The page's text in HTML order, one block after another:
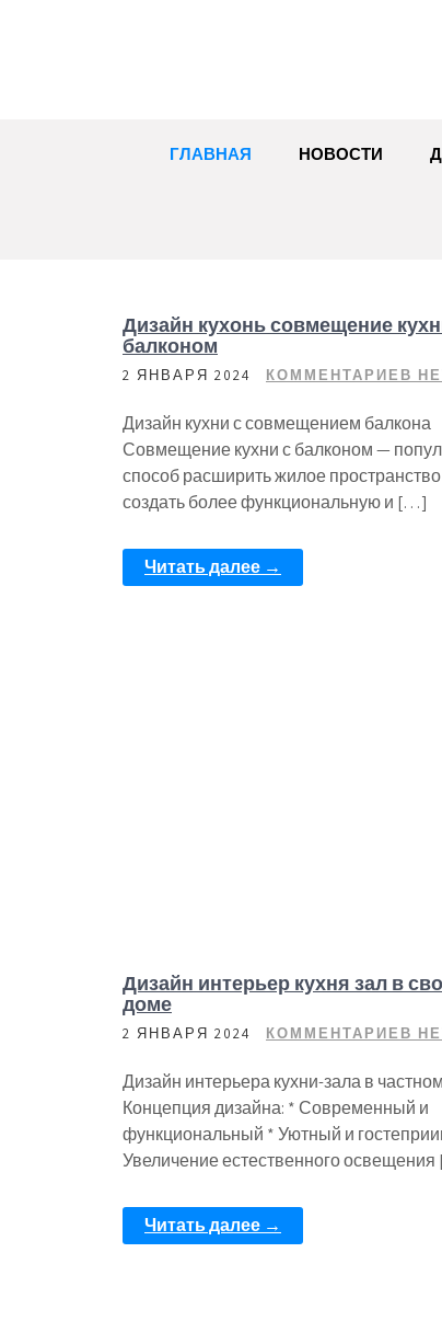
ГЛАВНАЯ НОВОСТИ
Дизайн кухонь совмещение
балконом
2 ЯНВАРЯ 2024 КОММЕНТАРИЕВ
Дизайн кухни с совмещением балкона
Совмещение кухни с балконом —
способ расширить жилое
создать более функциональную и […]
Читать далее →
Дизайн интерьер кухня зал в
доме
2 ЯНВАРЯ 2024 КОММЕНТАРИЕВ
Дизайн интерьера кухни-зала в
Концепция дизайна: * Современный и
функциональный * Уютный и
Увеличение естественного
Читать далее →